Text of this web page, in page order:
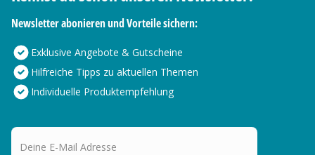
Newsletter abonieren und Vorteile sichern:
Exklusive Angebote & Gutscheine
Hilfreiche Tipps zu aktuellen Themen
Individuelle Produktempfehlung
Deine E-Mail Adresse